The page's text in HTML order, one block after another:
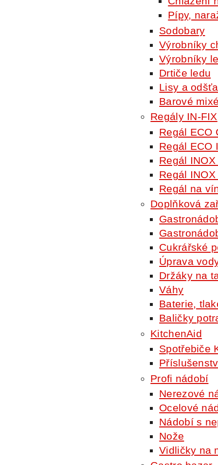
Pípy,
Sodobary
Výrobníky
Výrobníky
Drtiče ledu
Lisy a
Barové
Regály IN-FIX
Regál ECO
Regál ECO
Regál INOX
Regál
Regál na
Doplňková
Cukrářské
Úprava
Držáky na
Váhy
Baterie,
Baličky
KitchenAid
Spotřebiče
Profi nádobí
Nerezové
Ocelové
Nádobí s
Nože
Vidličky na